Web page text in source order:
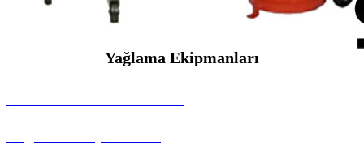
Yağlama Ekipmanları